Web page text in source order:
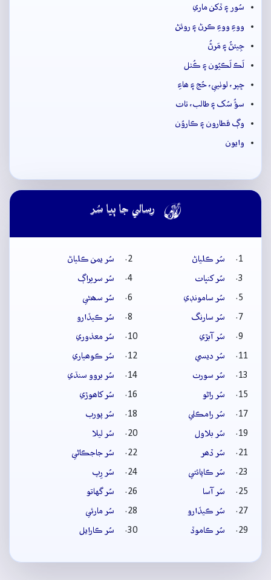
سُور ۽ ڏکن ماري
ووءِ ووءِ ڪرڻ ۽ روئڻ
جِيئڻُ ۽ مَرڻُ
لَڪ لَڪيُون ۽ ڪُٺل
ڇپر، لوٺيي، حُج ۽ ھاءِ
سؤُ سُک ۽ طالب، تات
وڳ قطارون ۽ ڪاروُن
وايون
 رسالي جا ٻيا سُر
سُر ڪلياڻ
سُر يمن ڪلياڻ
سُر کنڀات
سُر سريراڳ
سُر سامونڊي
سُر سھڻي
سُر سارنگ
سُر ڪيڏارو
سُر آبڙي
سُر معذوري
سُر ديسي
سُر ڪوھياري
سُر سورٺ
سُر بروو سنڌي
سُر راڻو
سُر کاھوڙي
سُر رامڪلي
سُر پورب
سُر بلاول
سُر ليلا
سُر ڏھر
سُر جاجڪاڻي
سُر ڪاپائتي
سُر رِپ
سُر آسا
سُر گهاتو
سُر ڪيڏارو
سُر مارئي
سُر ڪاموڏ
سُر ڪارايل